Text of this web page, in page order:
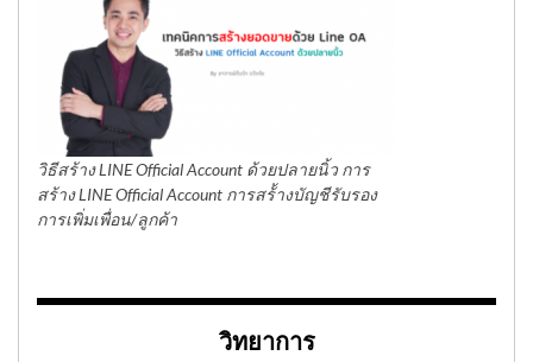
วิธีสร้าง LINE Official Account ด้วยปลายนิ้ว การ
สร้าง LINE Official Account การสร้้างบัญชีรับรอง
การเพิ่มเพื่อน/ลูกค้า
วิทยาการ